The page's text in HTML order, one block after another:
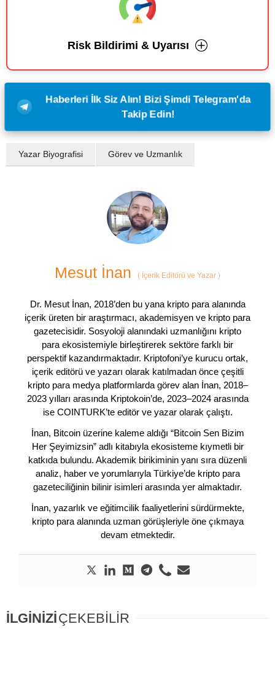
Risk Bildirimi & Uyarısı
Haberleri İlk Siz Alın! Bizi Şimdi Telegram'da
Takip Edin!
Yazar Biyografisi Görev ve Uzmanlık
Mesut İnan ( İçerik Editörü ve Yazar )
Dr. Mesut İnan, 2018’den bu yana kripto para alanında
içerik üreten bir araştırmacı, akademisyen ve kripto para
gazetecisidir. Sosyoloji alanındaki uzmanlığını kripto
para ekosistemiyle birleştirerek sektöre farklı bir
perspektif kazandırmaktadır. Kriptofoni’ye kurucu ortak,
içerik editörü ve yazarı olarak katılmadan önce çeşitli
kripto para medya platformlarda görev alan İnan, 2018–
2023 yılları arasında Kriptokoin’de, 2023–2024 arasında
ise COINTURK’te editör ve yazar olarak çalıştı.
İnan, Bitcoin üzerine kaleme aldığı “Bitcoin Sen Bizim
Her Şeyimizsin” adlı kitabıyla ekosisteme kıymetli bir
katkıda bulundu. Akademik birikiminin yanı sıra düzenli
analiz, haber ve yorumlarıyla Türkiye’de kripto para
gazeteciliğinin bilinir isimleri arasında yer almaktadır.
İnan, yazarlık ve eğitimcilik faaliyetlerini sürdürmekte,
kripto para alanında uzman görüşleriyle öne çıkmaya
devam etmektedir.
İLGİNİZİÇEKEBİLİR